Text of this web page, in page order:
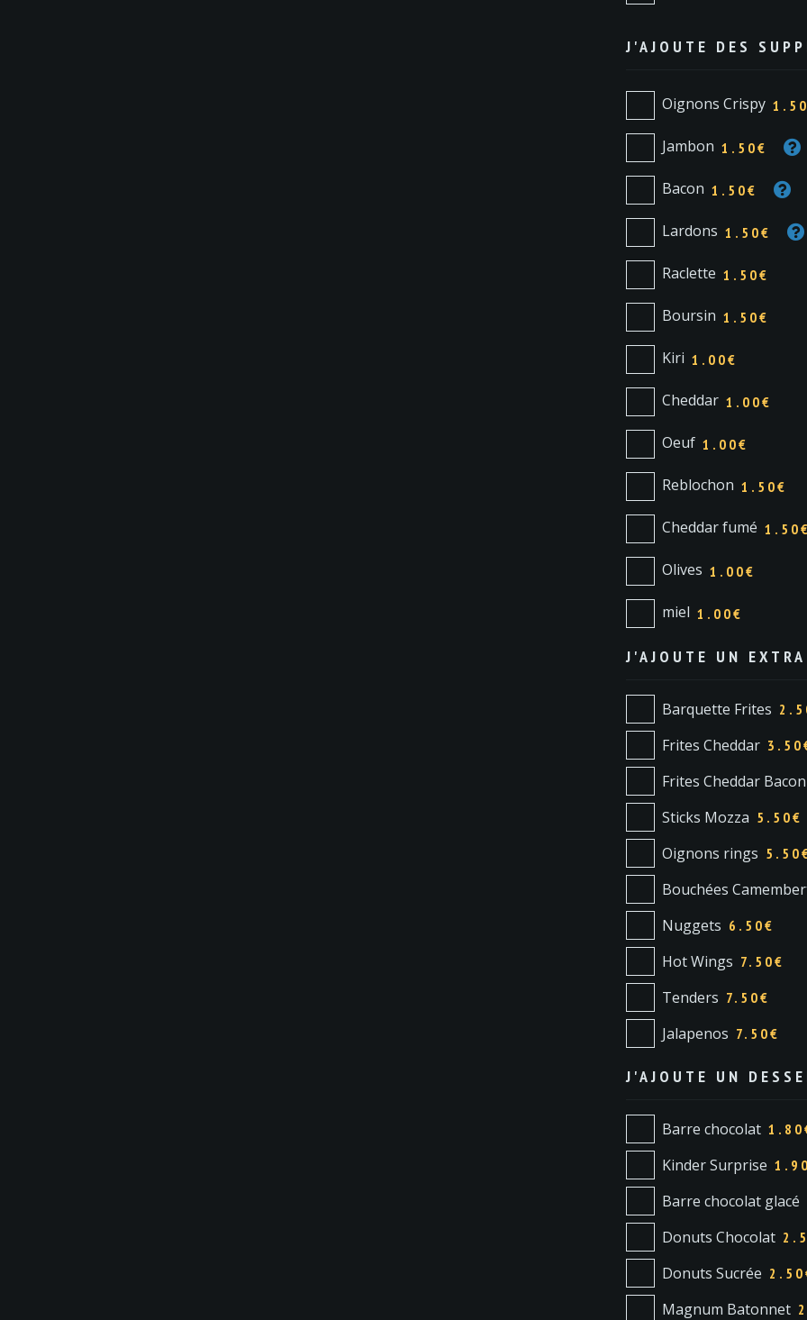
J'AJOUTE DES
Oignons Crispy
Jambon 1.50€
Bacon 1.50€
Lardons 1.50€
Raclette 1.50€
Boursin 1.50€
Kiri 1.00€
Cheddar 1.00€
Oeuf 1.00€
Reblochon 1.50€
Cheddar fumé 1.50€
Olives 1.00€
miel 1.00€
J'AJOUTE UN
Barquette Frites
Frites Cheddar 3.50
Frites Cheddar Bacon
Sticks Mozza 5.50€
Oignons rings 5.50
Bouchées
Nuggets 6.50€
Hot Wings 7.50€
Tenders 7.50€
Jalapenos 7.50€
J'AJOUTE UN
Barre chocolat 1.80
Kinder Surprise 1.90
Barre chocolat glacé
Donuts Chocolat
Donuts Sucrée 2.50
Magnum Batonnet